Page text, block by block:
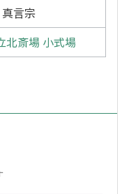
真言宗
北斎場 小式場